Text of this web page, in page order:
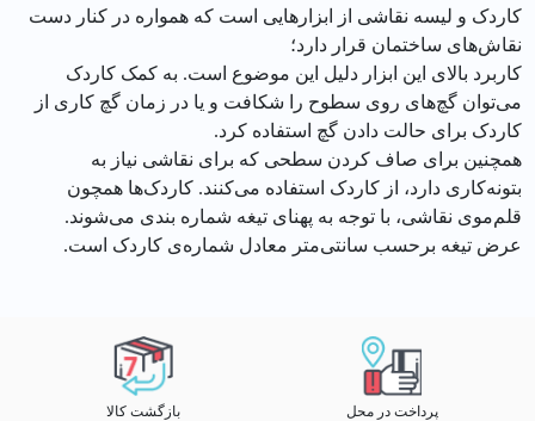
کاردک و لیسه نقاشی از ابزارهایی است که همواره در کنار دست
نقاش‌های ساختمان قرار دارد؛
کاربرد بالای این ابزار دلیل این موضوع است. به کمک کاردک
می‌توان گچ‌های روی سطوح را شکافت و یا در زمان گچ کاری از
کاردک برای حالت دادن گچ استفاده کرد.
همچنین برای صاف کردن سطحی که برای نقاشی نیاز به
بتونه‌کاری دارد، از کاردک استفاده می‌کنند. کاردک‌ها همچون
قلم‌موی نقاشی، با توجه به پهنای تیغه شماره بندی می‌شوند.
عرض تیغه برحسب سانتی‌متر معادل شماره‌ی کاردک است.
پرداخت در محل بازگشت کالا